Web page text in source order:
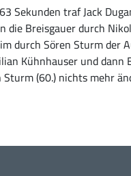
Sekunden traf Jack
Breisgauer durch
durch Sören Sturm der
Kühnhauser und dann
(60.) nichts mehr